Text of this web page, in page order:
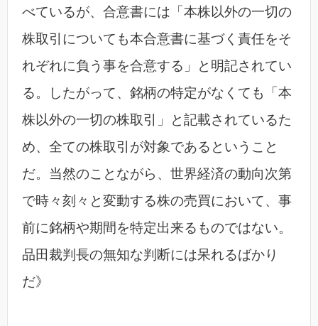
べているが、合意書には「本株以外の一切の
株取引についても本合意書に基づく責任をそ
れぞれに負う事を合意する」と明記されてい
る。したがって、銘柄の特定がなくても「本
株以外の一切の株取引」と記載されているた
め、全ての株取引が対象であるということ
だ。当然のことながら、世界経済の動向次第
で時々刻々と変動する株の売買において、事
前に銘柄や期間を特定出来るものではない。
品田裁判長の無知な判断には呆れるばかり
だ》